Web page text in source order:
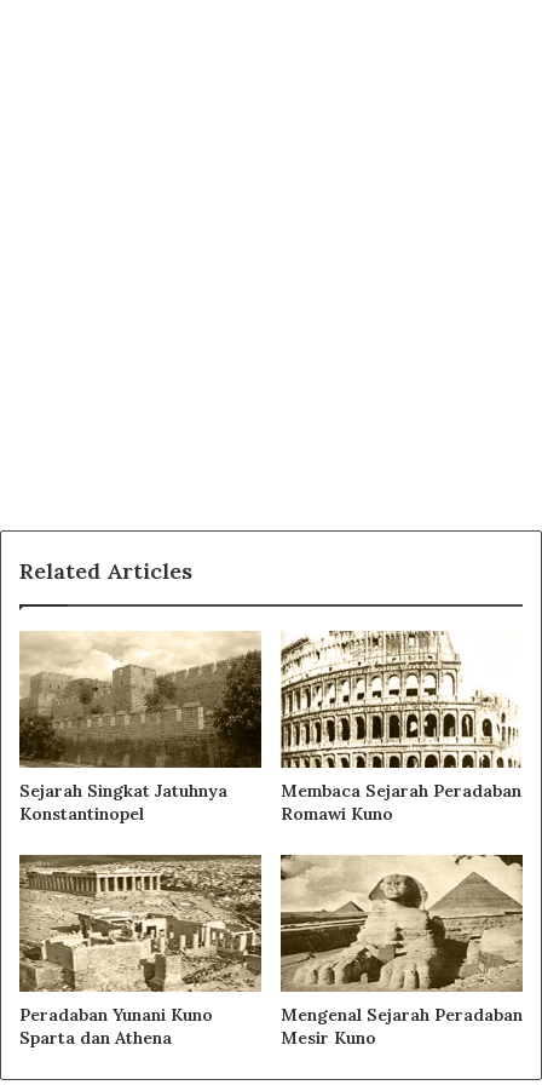
Related Articles
Sejarah Singkat Jatuhnya
Konstantinopel
Membaca Sejarah Peradaban
Romawi Kuno
Peradaban Yunani Kuno
Sparta dan Athena
Mengenal Sejarah Peradaban
Mesir Kuno